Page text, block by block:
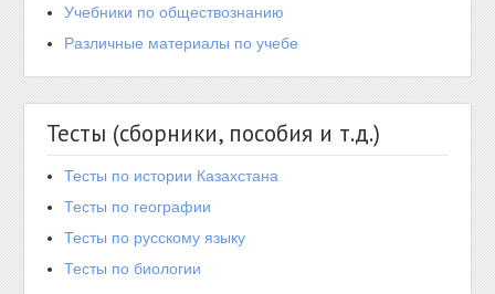
Учебники по обществознанию
Различные материалы по учебе
Тесты (сборники, пособия и т.д.)
Тесты по истории Казахстана
Тесты по географии
Тесты по русскому языку
Тесты по биологии